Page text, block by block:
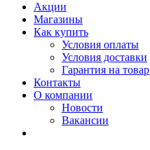
Акции
Магазины
Как купить
Условия оплаты
Условия доставки
Гарантия на товар
Контакты
О компании
Новости
Вакансии